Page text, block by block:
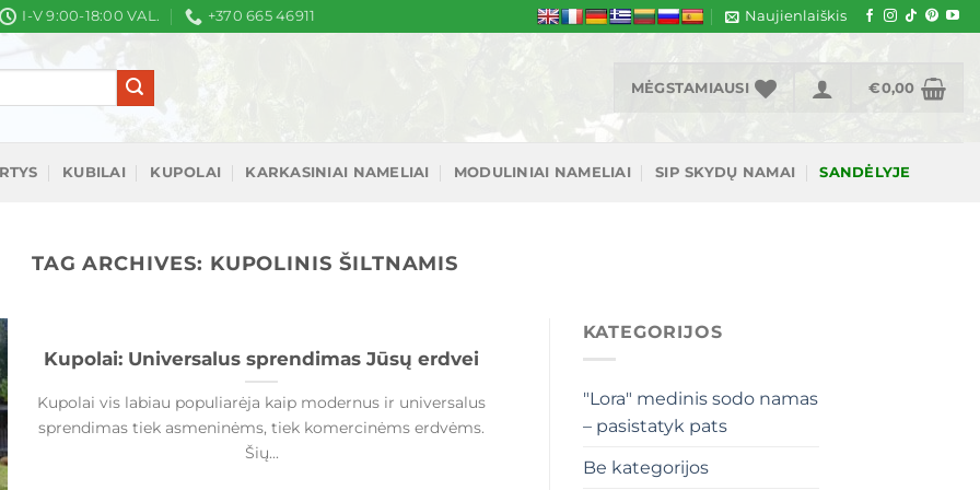
I-V 9:00-18:00 VAL. +370 665 46911 Naujienlaiškis
MĖGSTAMIAUSI €0,00
KUBILAI KUPOLAI KARKASINIAI NAMELIAI MODULINIAI NAMELIAI SIP SKYDŲ NAMAI SANDĖLYJE
TAG ARCHIVES: KUPOLINIS ŠILTNAMIS
Kupolai: Universalus sprendimas Jūsų erdvei
Kupolai vis labiau populiarėja kaip modernus ir universalus
sprendimas tiek asmeninėms, tiek komercinėms erdvėms.
Šių...
KATEGORIJOS
"Lora" medinis sodo namas
– pasistatyk pats
Be kategorijos